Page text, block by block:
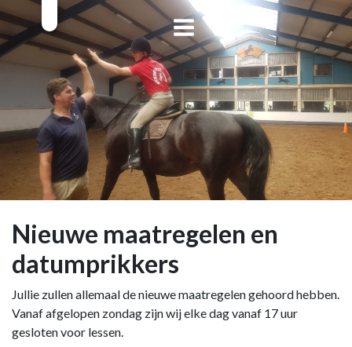
Nieuwe maatregelen en
datumprikkers
Jullie zullen allemaal de nieuwe maatregelen gehoord hebben.
Vanaf afgelopen zondag zijn wij elke dag vanaf 17 uur
gesloten voor lessen.